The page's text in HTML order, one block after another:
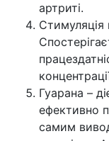
артриті.
Стимуляція
Гуарана –
ефективно
самим